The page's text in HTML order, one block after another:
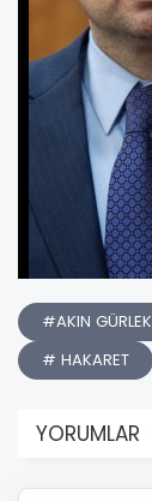
#AKIN GÜRLEK
# HAKARET
YORUMLAR